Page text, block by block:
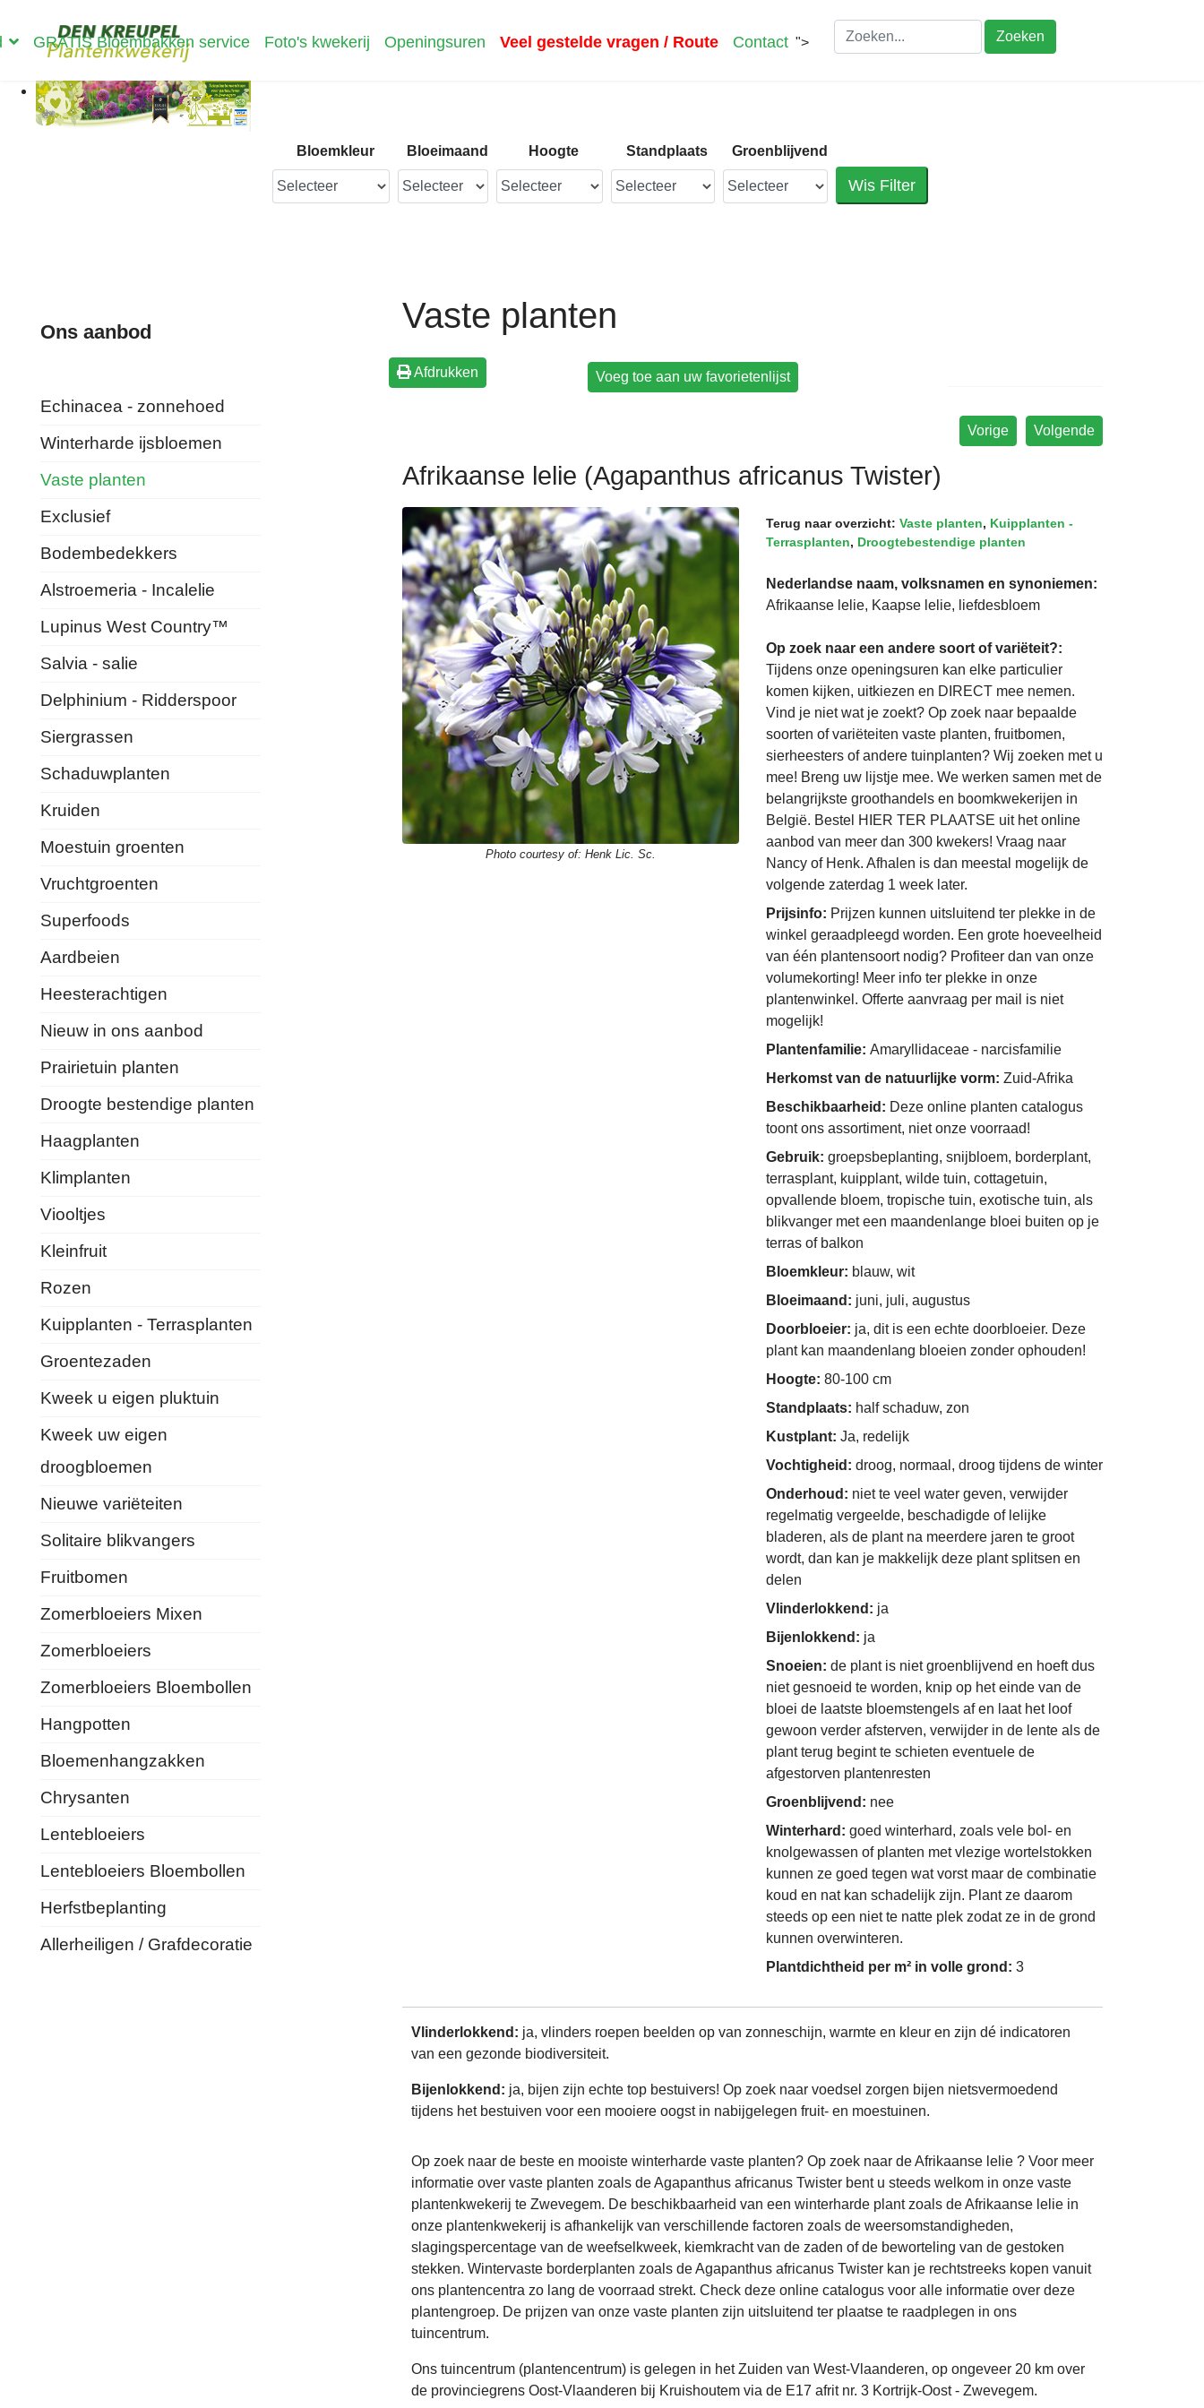
GRATIS Bloembakken service Foto's kwekerij Openingsuren Veel gestelde vragen / Route Contact "> Zoeken
Bloemkleur Bloeimaand Hoogte Standplaats Groenblijvend
Wis Filter
Ons aanbod
Echinacea - zonnehoed
Winterharde ijsbloemen
Vaste planten
Exclusief
Bodembedekkers
Alstroemeria - Incalelie
Lupinus West Country™
Salvia - salie
Delphinium - Ridderspoor
Siergrassen
Schaduwplanten
Kruiden
Moestuin groenten
Vruchtgroenten
Superfoods
Aardbeien
Heesterachtigen
Nieuw in ons aanbod
Prairietuin planten
Droogte bestendige planten
Haagplanten
Klimplanten
Viooltjes
Kleinfruit
Rozen
Kuipplanten - Terrasplanten
Groentezaden
Kweek u eigen pluktuin
Kweek uw eigen
droogbloemen
Nieuwe variëteiten
Solitaire blikvangers
Fruitbomen
Zomerbloeiers Mixen
Zomerbloeiers
Zomerbloeiers Bloembollen
Hangpotten
Bloemenhangzakken
Chrysanten
Lentebloeiers
Lentebloeiers Bloembollen
Herfstbeplanting
Allerheiligen / Grafdecoratie
Vaste planten
Afdrukken
Volgende
Vorige
Afrikaanse lelie (Agapanthus africanus Twister)
Photo courtesy of: Henk Lic. Sc.
Terug naar overzicht: Vaste planten, Kuipplanten -
Terrasplanten, Droogtebestendige planten
Nederlandse naam, volksnamen en synoniemen:
Afrikaanse lelie, Kaapse lelie, liefdesbloem
Op zoek naar een andere soort of variëteit?:
Tijdens onze openingsuren kan elke particulier
komen kijken, uitkiezen en DIRECT mee nemen.
Vind je niet wat je zoekt? Op zoek naar bepaalde
soorten of variëteiten vaste planten, fruitbomen,
sierheesters of andere tuinplanten? Wij zoeken met u
mee! Breng uw lijstje mee. We werken samen met de
belangrijkste groothandels en boomkwekerijen in
België. Bestel HIER TER PLAATSE uit het online
aanbod van meer dan 300 kwekers! Vraag naar
Nancy of Henk. Afhalen is dan meestal mogelijk de
volgende zaterdag 1 week later.
Prijsinfo: Prijzen kunnen uitsluitend ter plekke in de
winkel geraadpleegd worden. Een grote hoeveelheid
van één plantensoort nodig? Profiteer dan van onze
volumekorting! Meer info ter plekke in onze
plantenwinkel. Offerte aanvraag per mail is niet
mogelijk!
Plantenfamilie: Amaryllidaceae - narcisfamilie
Herkomst van de natuurlijke vorm: Zuid-Afrika
Beschikbaarheid: Deze online planten catalogus
toont ons assortiment, niet onze voorraad!
Gebruik: groepsbeplanting, snijbloem, borderplant,
terrasplant, kuipplant, wilde tuin, cottagetuin,
opvallende bloem, tropische tuin, exotische tuin, als
blikvanger met een maandenlange bloei buiten op je
terras of balkon
Bloemkleur: blauw, wit
Bloeimaand: juni, juli, augustus
Doorbloeier: ja, dit is een echte doorbloeier. Deze
plant kan maandenlang bloeien zonder ophouden!
Hoogte: 80-100 cm
Standplaats: half schaduw, zon
Kustplant: Ja, redelijk
Vochtigheid: droog, normaal, droog tijdens de winter
Onderhoud: niet te veel water geven, verwijder
regelmatig vergeelde, beschadigde of lelijke
bladeren, als de plant na meerdere jaren te groot
wordt, dan kan je makkelijk deze plant splitsen en
delen
Vlinderlokkend: ja
Bijenlokkend: ja
Snoeien: de plant is niet groenblijvend en hoeft dus
niet gesnoeid te worden, knip op het einde van de
bloei de laatste bloemstengels af en laat het loof
gewoon verder afsterven, verwijder in de lente als de
plant terug begint te schieten eventuele de
afgestorven plantenresten
Groenblijvend: nee
Winterhard: goed winterhard, zoals vele bol- en
knolgewassen of planten met vlezige wortelstokken
kunnen ze goed tegen wat vorst maar de combinatie
koud en nat kan schadelijk zijn. Plant ze daarom
steeds op een niet te natte plek zodat ze in de grond
kunnen overwinteren.
Plantdichtheid per m² in volle grond: 3
Vlinderlokkend: ja, vlinders roepen beelden op van zonneschijn, warmte en kleur en zijn dé indicatoren
van een gezonde biodiversiteit.
Bijenlokkend: ja, bijen zijn echte top bestuivers! Op zoek naar voedsel zorgen bijen nietsvermoedend
tijdens het bestuiven voor een mooiere oogst in nabijgelegen fruit- en moestuinen.
Op zoek naar de beste en mooiste winterharde vaste planten? Op zoek naar de Afrikaanse lelie ? Voor meer
informatie over vaste planten zoals de Agapanthus africanus Twister bent u steeds welkom in onze vaste
plantenkwekerij te Zwevegem. De beschikbaarheid van een winterharde plant zoals de Afrikaanse lelie in
onze plantenkwekerij is afhankelijk van verschillende factoren zoals de weersomstandigheden,
slagingspercentage van de weefselkweek, kiemkracht van de zaden of de beworteling van de gestoken
stekken. Wintervaste borderplanten zoals de Agapanthus africanus Twister kan je rechtstreeks kopen vanuit
ons plantencentra zo lang de voorraad strekt. Check deze online catalogus voor alle informatie over deze
plantengroep. De prijzen van onze vaste planten zijn uitsluitend ter plaatse te raadplegen in ons
tuincentrum.
Ons tuincentrum (plantencentrum) is gelegen in het Zuiden van West-Vlaanderen, op ongeveer 20 km over
de provinciegrens Oost-Vlaanderen bij Kruishoutem via de E17 afrit nr. 3 Kortrijk-Oost - Zwevegem.